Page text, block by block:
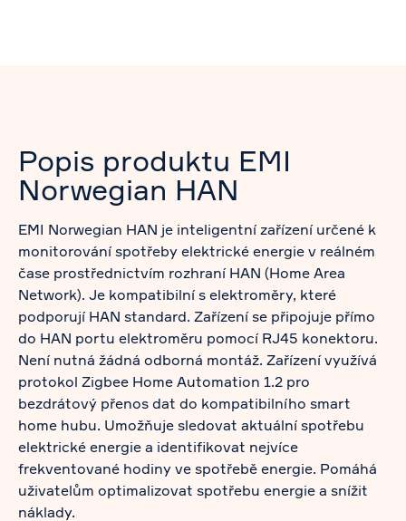
Popis produktu EMI
Norwegian HAN
EMI Norwegian HAN je inteligentní zařízení určené k
monitorování spotřeby elektrické energie v reálném
čase prostřednictvím rozhraní HAN (Home Area
Network). Je kompatibilní s elektroměry, které
podporují HAN standard. Zařízení se připojuje přímo
do HAN portu elektroměru pomocí RJ45 konektoru.
Není nutná žádná odborná montáž. Zařízení využívá
protokol Zigbee Home Automation 1.2 pro
bezdrátový přenos dat do kompatibilního smart
home hubu. Umožňuje sledovat aktuální spotřebu
elektrické energie a identifikovat nejvíce
frekventované hodiny ve spotřebě energie. Pomáhá
uživatelům optimalizovat spotřebu energie a snížit
náklady.